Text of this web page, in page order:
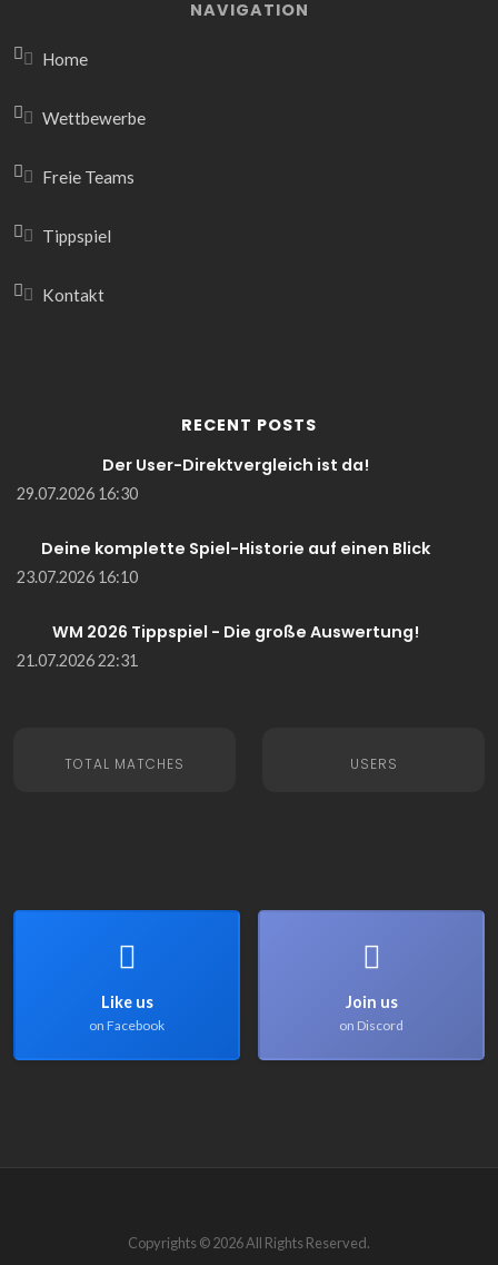
NAVIGATION
Home
Wettbewerbe
Freie Teams
Tippspiel
Kontakt
RECENT POSTS
Der User-Direktvergleich ist da!
29.07.2026 16:30
Deine komplette Spiel-Historie auf einen Blick
23.07.2026 16:10
WM 2026 Tippspiel - Die große Auswertung!
21.07.2026 22:31
TOTAL MATCHES USERS
Like us
on Facebook
Join us
on Discord
Copyrights © 2026 All Rights Reserved.